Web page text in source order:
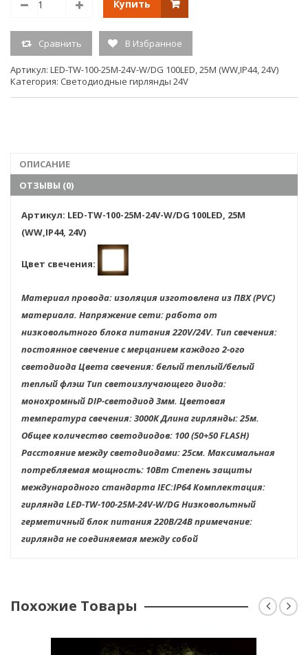
гирлянды:
доп.описание
постоянное свечение с мерцанием каждого 2-
ого светодиода
Напряжение 24V
светодиодов
светодиодов
DIP 3мм
6мес
Купить
Сравнить В Избранное
Артикул: LED-TW-100-25M-24V-W/DG 100LED, 25M (WW,IP44, 24V)
Категория: Светодиодные гирлянды 24V
ОПИСАНИЕ
ОТЗЫВЫ (0)
Артикул: LED-TW-100-25M-24V-W/DG 100LED, 25M
(WW,IP44, 24V)
Цвет свечения:
Материал провода: изоляция изготовлена из ПВХ (PVC)
материала. Напряжение сети: работа от
низковольтного блока питания 220V/24V. Тип свечения:
постоянное свечение с мерцанием каждого 2-ого
светодиода Цвета свечения: белый теплый/белый
теплый флэш Тип светоизлучающего диода:
монохромный DIP-светодиод 3мм. Цветовая
температура свечения: 3000К Длина гирлянды: 25м.
Общее количество светодиодов: 100 (50+50 FLASH)
Расстояние между светодиодами: 25см. Максимальная
потребляемая мощность: 10Вт Степень защиты
международного стандарта IEC:IP64 Комплектация:
гирлянда LED-TW-100-25M-24V-W/DG Низковольтный
герметичный блок питания 220В/24В примечание:
гирлянда не соединяемая между собой
Похожие Товары